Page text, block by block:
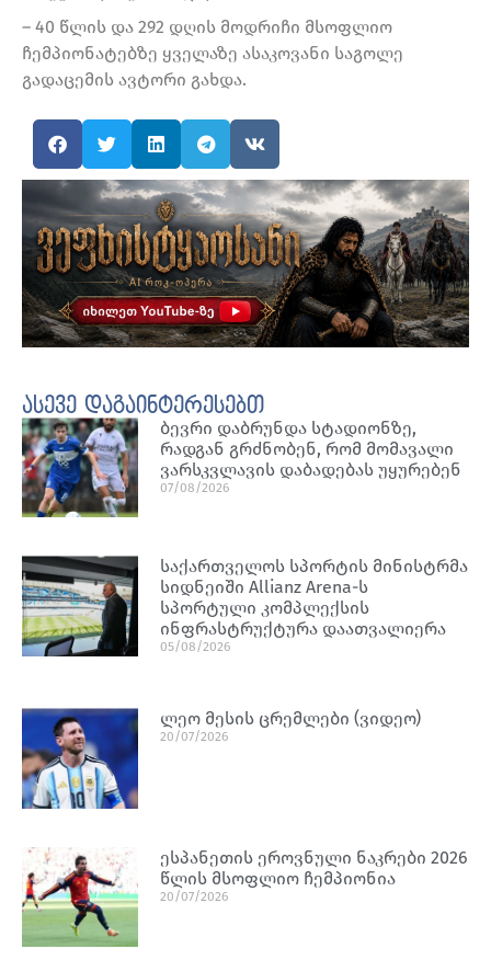
– 40 წლის და 292 დღის მოდრიჩი მსოფლიო
ჩემპიონატებზე ყველაზე ასაკოვანი საგოლე
გადაცემის ავტორი გახდა.
ასევე დაგაინტერესებთ
ბევრი დაბრუნდა სტადიონზე,
რადგან გრძნობენ, რომ მომავალი
ვარსკვლავის დაბადებას უყურებენ
07/08/2026
საქართველოს სპორტის მინისტრმა
სიდნეიში Allianz Arena-ს
სპორტული კომპლექსის
ინფრასტრუქტურა დაათვალიერა
05/08/2026
ლეო მესის ცრემლები (ვიდეო)
20/07/2026
ესპანეთის ეროვნული ნაკრები 2026
წლის მსოფლიო ჩემპიონია
20/07/2026